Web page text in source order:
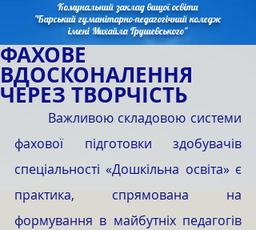
Комунальний заклад вищої освіти
"Барський гуманітарно-педагогічний коледж
імені Михайла Грушевського"
ФАХОВЕ
ВДОСКОНАЛЕННЯ
ЧЕРЕЗ ТВОРЧІСТЬ
фахової підготовки здобувачів
спеціальності «Дошкільна освіта» є
практика, спрямована на
формування в майбутніх педагогів